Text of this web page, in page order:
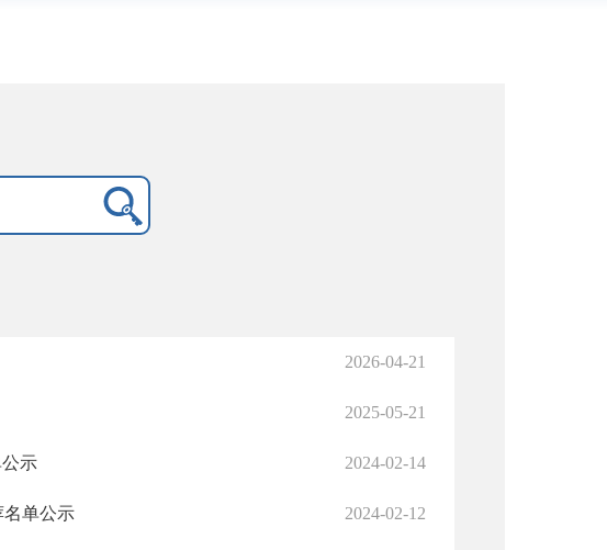
2026-04-21
2025-05-21
示 2024-02-14
名单公示 2024-02-12